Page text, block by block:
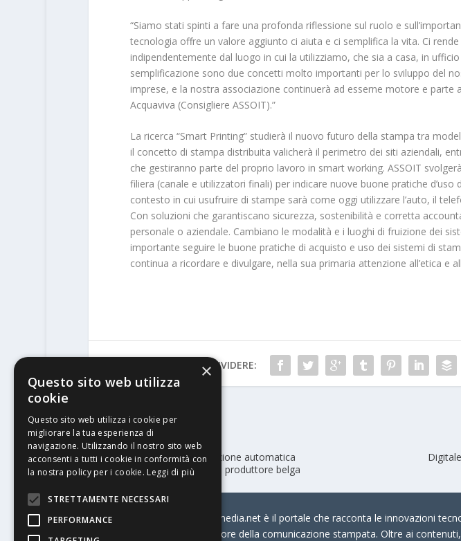
“Siamo stati spinti a fare una profonda riflessione sul ruolo e
tecnologia offre un valore aggiunto ci aiuta e ci semplifica la vita. Ci
indipendentemente dal luogo in cui la utilizziamo, che sia a casa, in
semplificazione sono due concetti molto importanti per lo sviluppo del
imprese, e la nostra associazione continuerà ad esserne motore e parte
Acquaviva (Consigliere ASSOIT).”
La ricerca “Smart Printing” studierà il nuovo futuro della stampa tra
il concetto di stampa distribuita valicherà il perimetro dei siti aziendali,
che gestiranno parte del proprio lavoro in smart working. ASSOIT
filiera (canale e utilizzatori finali) per indicare nuove buone pratiche
contesto in cui usufruire di stampe sarà come oggi utilizzare l’auto, il
Con soluzioni che garantiscano sicurezza, sostenibilità e corretta
personale o aziendale. Cambiano le modalità e i luoghi di fruizione dei
importante seguire le buone pratiche di acquisto e uso dei sistemi di
continua a ricordare e divulgare, nella sua primaria attenzione all’etica e
CONDIVIDERE:
PRECEDENTE
Esko e AVT si fondono, l’ispezione automatica
incorporata nelle soluzioni del produttore belga
© Stratego Group –
stampamedia.net è il portale che racconta le innovazioni
per chi opera in Italia nel settore della comunicazione stampata. Oltre ai
×
Questo sito web utilizza
cookie
Questo sito web utilizza i cookie per
migliorare la tua esperienza di
navigazione. Utilizzando il nostro sito web
acconsenti a tutti i cookie in conformità con
la nostra policy per i cookie. Leggi di più
STRETTAMENTE NECESSARI
PERFORMANCE